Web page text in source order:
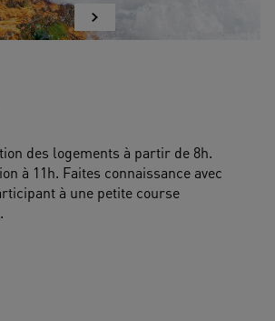
des logements à partir de 8h.
à 11h. Faites connaissance avec
à une petite course